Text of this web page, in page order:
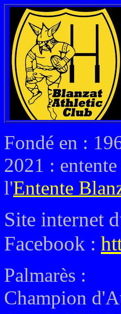
Fondé en :
2021 :
l'Entente
Site internet
Facebook :
Palmarès :
Champion